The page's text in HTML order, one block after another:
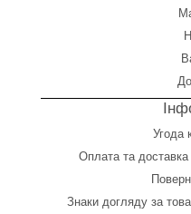
Угода
Оплата та
Знаки догляду за